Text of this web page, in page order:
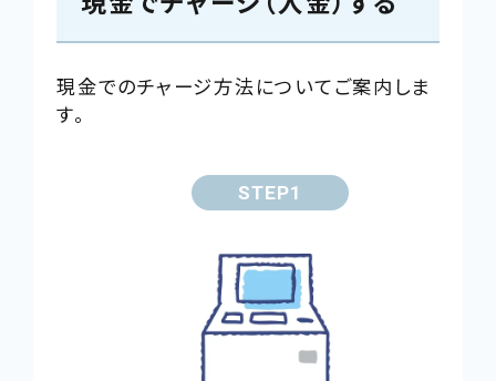
き
ま
す
現金でのチャージ方法についてご案内しま
す。